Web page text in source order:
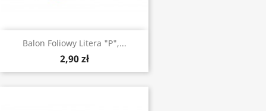
Balon Foliowy Litera "P",...
2,90 zł